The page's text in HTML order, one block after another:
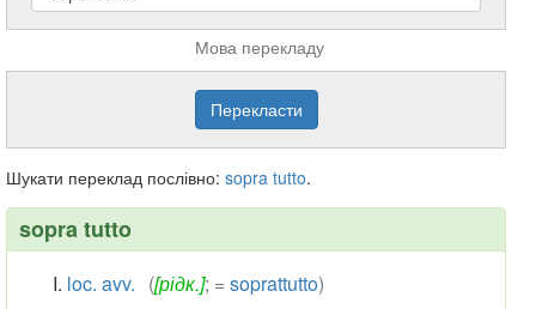
Мова перекладу
Шукати переклад послівно: sopra tutto.
sopra tutto
loc. avv. ([рідк.]; =soprattutto)